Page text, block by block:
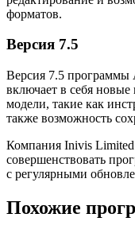
форматов.
Версия 7.5
Версия 7.5 программы
включает в себя новые
модели, такие как
также возможность
Компания Inivis Limited
совершенствовать
с регулярными
Похожие